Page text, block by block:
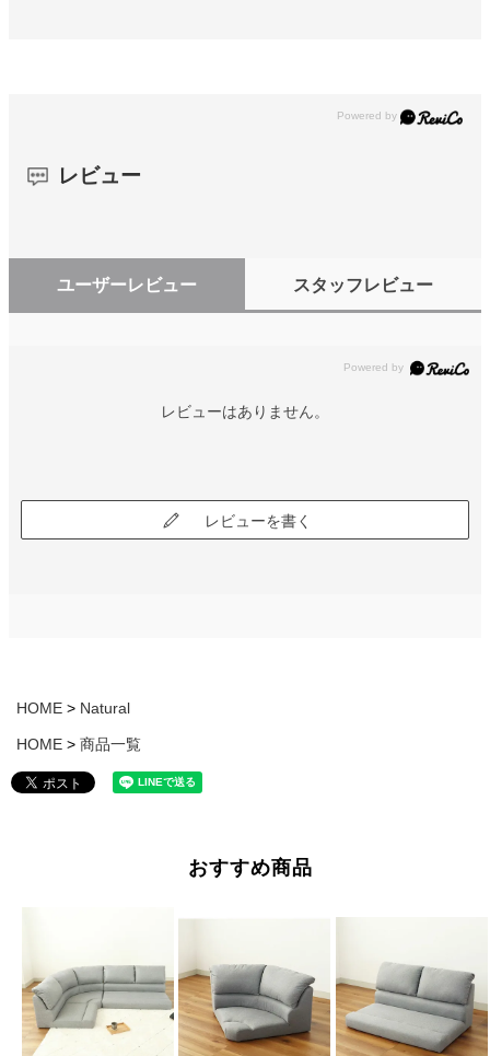
レビュー
ユーザーレビュー スタッフレビュー
レビューはありません。
レビューを書く
HOME Natural
HOME 商品一覧
おすすめ商品